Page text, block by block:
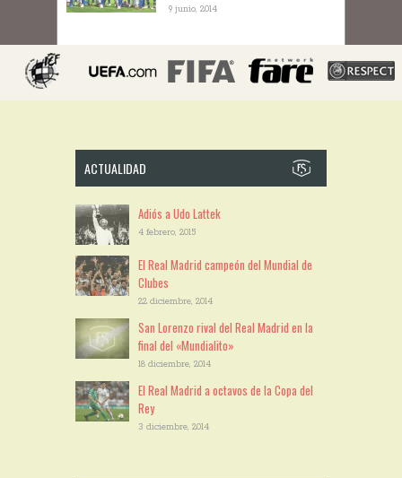
9 junio, 2014
ACTUALIDAD
Adiós a Udo Lattek
4 febrero, 2015
El Real Madrid campeón del Mundial de
Clubes
22 diciembre, 2014
San Lorenzo rival del Real Madrid en la
final del «Mundialito»
18 diciembre, 2014
El Real Madrid a octavos de la Copa del
Rey
3 diciembre, 2014